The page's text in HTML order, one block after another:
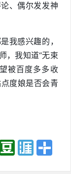
、偶尔发发神
我感兴趣的，
，我知道“无束
被百度多多收
度娘是否会青